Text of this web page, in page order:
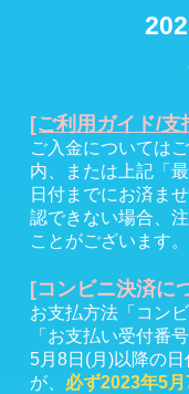
[ご利用ガイド/支
ご入金については
内、または上記「
日付までにお済ま
認できない場合、
ことがございます。
[コンビニ決済に
お支払方法「コン
「お支払い受付番
5月8日(月)以降の
が、 必ず2023年5